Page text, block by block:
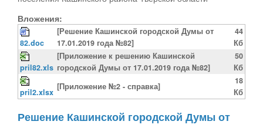
Вложения:
82.doc
[Решение Кашинской городской Думы от
17.01.2019 года №82]
44
Кб
pril82.xls
[Приложение к решению Кашинской
городской Думы от 17.01.2019 года №82]
50
Кб
pril2.xlsx
[Приложение №2 - справка]
18
Кб
Решение Кашинской городской Думы от